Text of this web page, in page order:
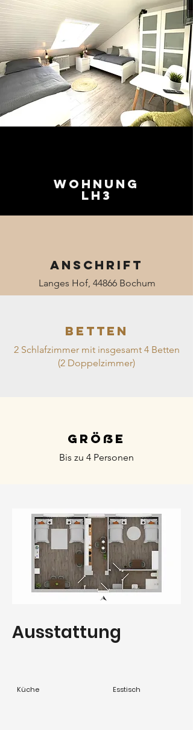
Wohnung
LH3
Anschrift
Langes Hof, 44866 Bochum
BETTEN
2 Schlafzimmer mit insgesamt 4 Betten
(2 Doppelzimmer)
GRÖße
Bis zu 4 Personen
Ausstattung
Küche Esstisch